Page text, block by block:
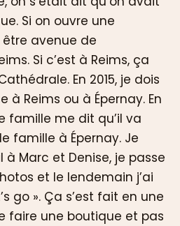
Si on ouvre une
avenue de
Si c’est à Reims, ça
En 2015, je dois
à Reims ou à Épernay. En
famille me dit qu’il va
famille à Épernay. Je
Marc et Denise, je passe
et le lendemain j’ai
go ». Ça s’est fait en une
faire une boutique et pas